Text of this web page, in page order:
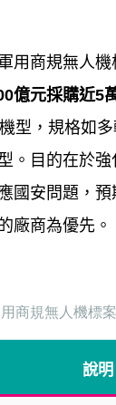
用商規無人機
億元採購近5
型，規格如
。目的在於
國安問題，
廠商為優先。
商規無人機標
說明